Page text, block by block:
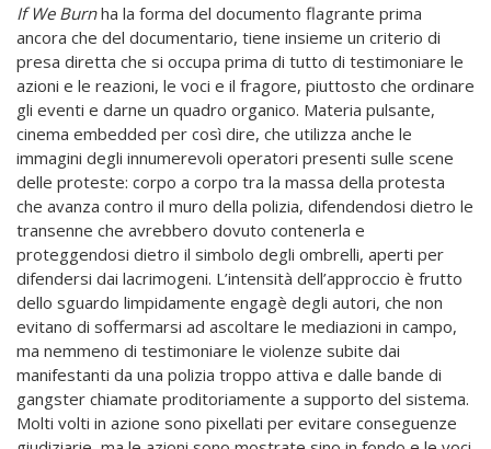
If We Burnha la forma del documento flagrante prima
ancora che del documentario, tiene insieme un criterio di
presa diretta che si occupa prima di tutto di testimoniare le
azioni e le reazioni, le voci e il fragore, piuttosto che ordinare
gli eventi e darne un quadro organico. Materia pulsante,
cinema embedded per così dire, che utilizza anche le
immagini degli innumerevoli operatori presenti sulle scene
delle proteste: corpo a corpo tra la massa della protesta
che avanza contro il muro della polizia, difendendosi dietro le
transenne che avrebbero dovuto contenerla e
proteggendosi dietro il simbolo degli ombrelli, aperti per
difendersi dai lacrimogeni. L’intensità dell’approccio è frutto
dello sguardo limpidamente engagè degli autori, che non
evitano di soffermarsi ad ascoltare le mediazioni in campo,
ma nemmeno di testimoniare le violenze subite dai
manifestanti da una polizia troppo attiva e dalle bande di
gangster chiamate proditoriamente a supporto del sistema.
Molti volti in azione sono pixellati per evitare conseguenze